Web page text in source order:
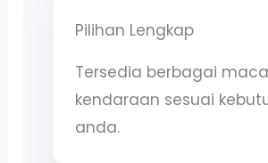
Pilihan Lengkap
Tersedia berbagai
kendaraan sesuai
anda.